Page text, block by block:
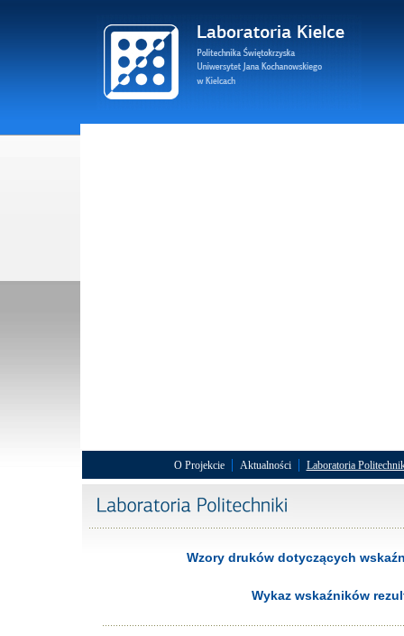
O Projekcie | Aktualności | Laboratoria
Wzory druków dotyczących
Wykaz wskaźników